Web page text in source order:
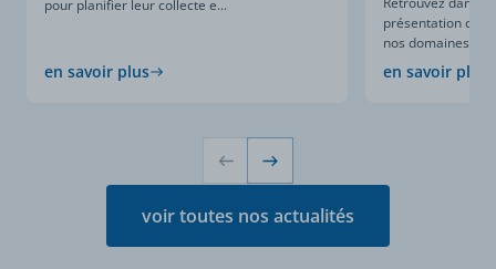
pour planifier leur collecte e...
en savoir plus
présentation
nos domaines
en savoir plus
voir toutes nos actualités